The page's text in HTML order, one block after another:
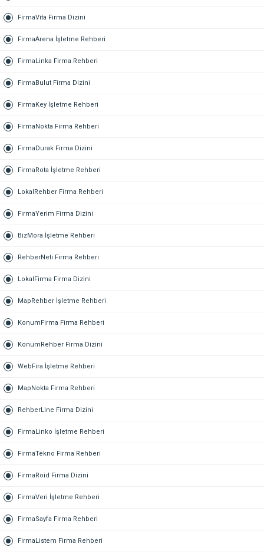
FirmaVita Firma Dizini
FirmaArena İşletme Rehberi
FirmaLinka Firma Rehberi
FirmaBulut Firma Dizini
FirmaKey İşletme Rehberi
FirmaNokta Firma Rehberi
FirmaDurak Firma Dizini
FirmaRota İşletme Rehberi
LokalRehber Firma Rehberi
FirmaYerim Firma Dizini
BizMora İşletme Rehberi
RehberNeti Firma Rehberi
LokalFirma Firma Dizini
MapRehber İşletme Rehberi
KonumFirma Firma Rehberi
KonumRehber Firma Dizini
WebFira İşletme Rehberi
MapNokta Firma Rehberi
RehberLine Firma Dizini
FirmaLinko İşletme Rehberi
FirmaTekno Firma Rehberi
FirmaRoid Firma Dizini
FirmaVeri İşletme Rehberi
FirmaSayfa Firma Rehberi
FirmaListem Firma Rehberi